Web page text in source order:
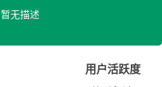
暂无描述
用户活跃度